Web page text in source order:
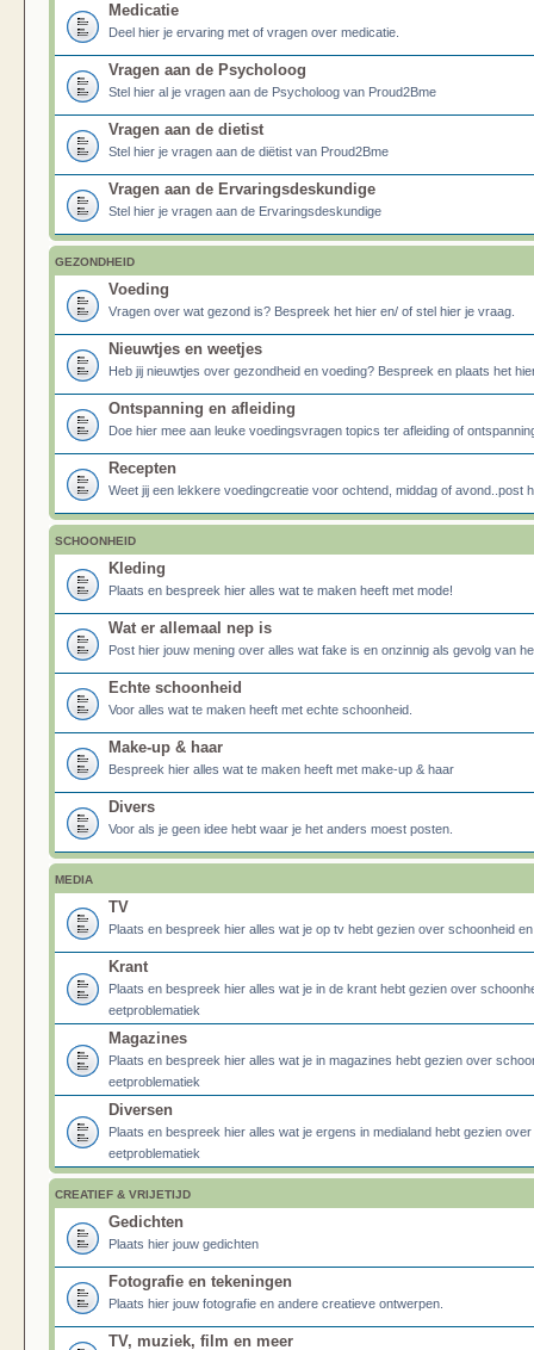
Medicatie
Deel hier je ervaring met of vragen over medicatie.
Vragen aan de Psycholoog
Stel hier al je vragen aan de Psycholoog van Proud2Bme
Vragen aan de dietist
Stel hier je vragen aan de diëtist van Proud2Bme
Vragen aan de Ervaringsdeskundige
Stel hier je vragen aan de Ervaringsdeskundige
GEZONDHEID
Voeding
Vragen over wat gezond is? Bespreek het hier en/ of stel hier je vraag.
Nieuwtjes en weetjes
Heb jij nieuwtjes over gezondheid en voeding? Bespreek en plaats het
Ontspanning en afleiding
Doe hier mee aan leuke voedingsvragen topics ter afleiding of
Recepten
Weet jij een lekkere voedingcreatie voor ochtend, middag of avond..post
SCHOONHEID
Kleding
Plaats en bespreek hier alles wat te maken heeft met mode!
Wat er allemaal nep is
Post hier jouw mening over alles wat fake is en onzinnig als gevolg van
Echte schoonheid
Voor alles wat te maken heeft met echte schoonheid.
Make-up & haar
Bespreek hier alles wat te maken heeft met make-up & haar
Divers
Voor als je geen idee hebt waar je het anders moest posten.
MEDIA
TV
Plaats en bespreek hier alles wat je op tv hebt gezien over schoonheid
Krant
Plaats en bespreek hier alles wat je in de krant hebt gezien over
eetproblematiek
Magazines
Plaats en bespreek hier alles wat je in magazines hebt gezien over
eetproblematiek
Diversen
Plaats en bespreek hier alles wat je ergens in medialand hebt gezien
eetproblematiek
CREATIEF & VRIJETIJD
Gedichten
Plaats hier jouw gedichten
Fotografie en tekeningen
Plaats hier jouw fotografie en andere creatieve ontwerpen.
TV, muziek, film en meer